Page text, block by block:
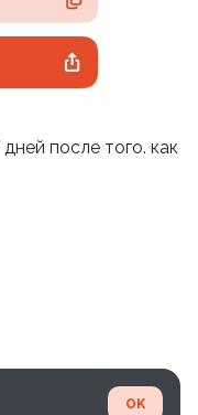
после того. как
OK